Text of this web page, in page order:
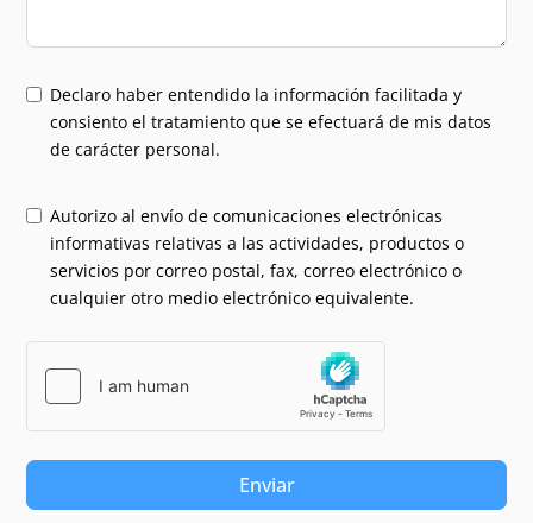
Declaro haber entendido la información facilitada y
consiento el tratamiento que se efectuará de mis datos
de carácter personal.
Autorizo al envío de comunicaciones electrónicas
informativas relativas a las actividades, productos o
servicios por correo postal, fax, correo electrónico o
cualquier otro medio electrónico equivalente.
Enviar